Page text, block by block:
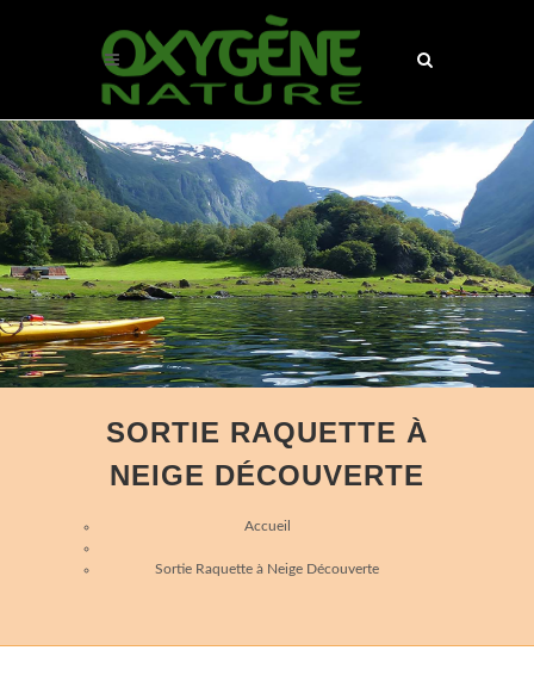
SORTIE RAQUETTE À
NEIGE DÉCOUVERTE
Accueil
Sortie Raquette à Neige Découverte